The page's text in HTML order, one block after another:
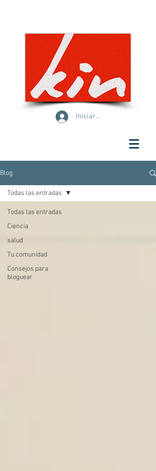
Iniciar sesión
Blog
Todas las entradas
Ciencia
salud
Tu comunidad
Consejos para
bloguear
Todas las entradas